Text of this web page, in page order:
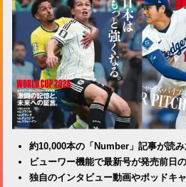
約10,000本の「Number」記事が読み
ビューワー機能で最新号が発売前日
独自のインタビュー動画やポッドキ